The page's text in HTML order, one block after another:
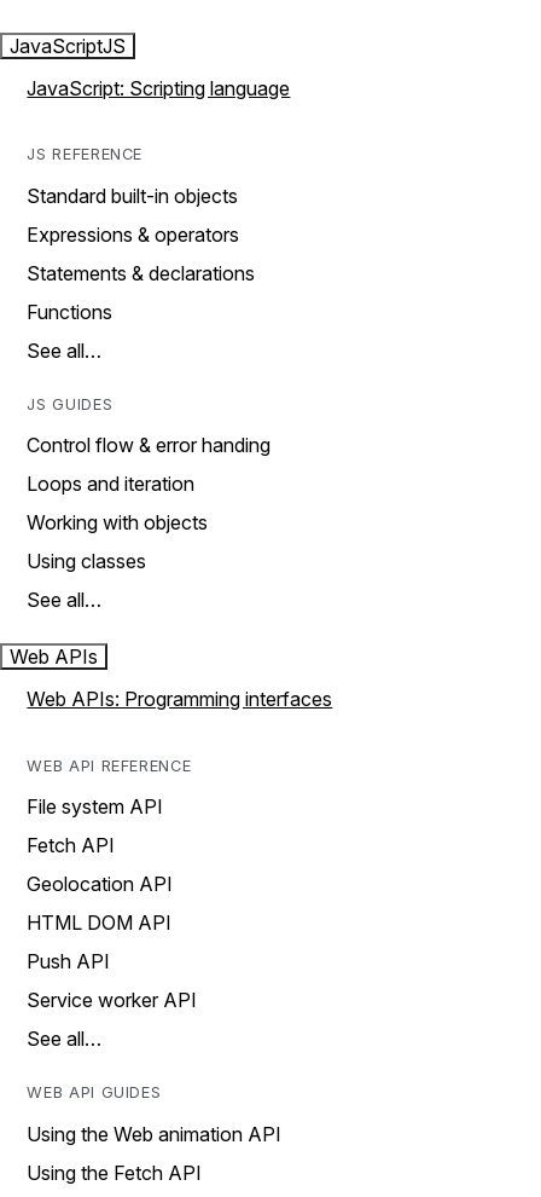
JavaScriptJS
JavaScript: Scripting language
JS REFERENCE
Standard built-in objects
Expressions & operators
Statements & declarations
Functions
See all…
JS GUIDES
Control flow & error handing
Loops and iteration
Working with objects
Using classes
See all…
Web APIs
Web APIs: Programming interfaces
WEB API REFERENCE
File system API
Fetch API
Geolocation API
HTML DOM API
Push API
Service worker API
See all…
WEB API GUIDES
Using the Web animation API
Using the Fetch API